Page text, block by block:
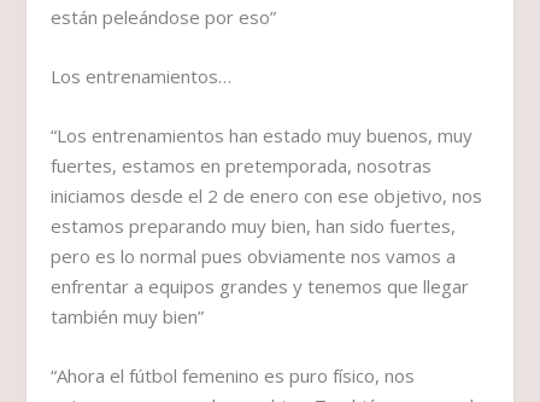
están peleándose por eso”
Los entrenamientos…
“Los entrenamientos han estado muy buenos, muy
fuertes, estamos en pretemporada, nosotras
iniciamos desde el 2 de enero con ese objetivo, nos
estamos preparando muy bien, han sido fuertes,
pero es lo normal pues obviamente nos vamos a
enfrentar a equipos grandes y tenemos que llegar
también muy bien”
“Ahora el fútbol femenino es puro físico, nos